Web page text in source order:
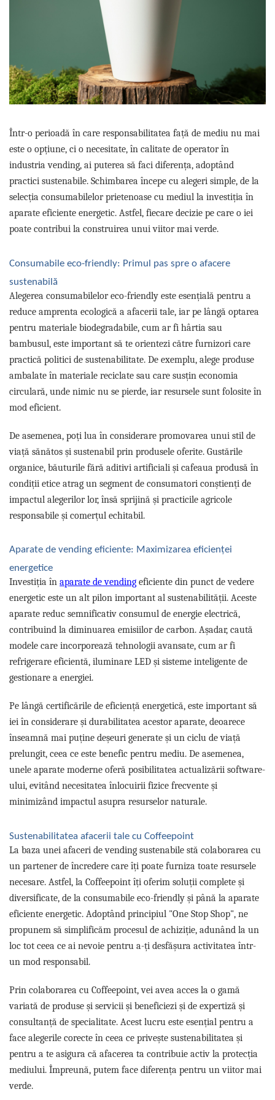
Cafea boabe Vergnano
Cafea boabe Segafredo
Cafea boabe Julius Meinl
Cafea boabe 1kg
Cafea boabe verde
Alte branduri cafea
Cafea proaspat prajita
Cafea Etiopia
Cafea Columbia
Cafea Brazilia
Cafea Guatemala
Cafea Costa Rica
Cafea Rwanda
Cafea Instant
Capsule de Cafea
Cafea macinata
Sistem de zahar si paleta
Într-o perioadă în care responsabilitatea față de mediu nu mai
este o opțiune, ci o necesitate, în calitate de operator în
industria vending, ai puterea să faci diferența, adoptând
practici sustenabile. Schimbarea începe cu alegeri simple, de la
selecția consumabilelor prietenoase cu mediul la investiția în
aparate eficiente energetic. Astfel, fiecare decizie pe care o iei
poate contribui la construirea unui viitor mai verde.
Consumabile eco-friendly: Primul pas spre o afacere
sustenabilă
Alegerea consumabilelor eco-friendly este esențială pentru a
reduce amprenta ecologică a afacerii tale, iar pe lângă optarea
pentru materiale biodegradabile, cum ar fi hârtia sau
bambusul, este important să te orientezi către furnizori care
practică politici de sustenabilitate. De exemplu, alege produse
ambalate în materiale reciclate sau care susțin economia
circulară, unde nimic nu se pierde, iar resursele sunt folosite în
mod eficient.
De asemenea, poți lua în considerare promovarea unui stil de
viață sănătos și sustenabil prin produsele oferite. Gustările
organice, băuturile fără aditivi artificiali și cafeaua produsă în
condiții etice atrag un segment de consumatori conștienți de
impactul alegerilor lor, însă sprijină și practicile agricole
responsabile și comerțul echitabil.
Aparate de vending eficiente: Maximizarea eficienței
energetice
Investiția în aparate de vending eficiente din punct de vedere
energetic este un alt pilon important al sustenabilității. Aceste
aparate reduc semnificativ consumul de energie electrică,
contribuind la diminuarea emisiilor de carbon. Așadar, caută
modele care incorporează tehnologii avansate, cum ar fi
refrigerare eficientă, iluminare LED și sisteme inteligente de
gestionare a energiei.
Pe lângă certificările de eficiență energetică, este important să
iei în considerare și durabilitatea acestor aparate, deoarece
înseamnă mai puține deșeuri generate și un ciclu de viață
prelungit, ceea ce este benefic pentru mediu. De asemenea,
unele aparate moderne oferă posibilitatea actualizării software-
ului, evitând necesitatea înlocuirii fizice frecvente și
minimizând impactul asupra resurselor naturale.
Sustenabilitatea afacerii tale cu Coffeepoint
La baza unei afaceri de vending sustenabile stă colaborarea cu
un partener de încredere care îți poate furniza toate resursele
necesare. Astfel, la Coffeepoint îți oferim soluții complete și
diversificate, de la consumabile eco-friendly și până la aparate
eficiente energetic. Adoptând principiul "One Stop Shop", ne
propunem să simplificăm procesul de achiziție, adunând la un
loc tot ceea ce ai nevoie pentru a-ți desfășura activitatea într-
un mod responsabil.
Prin colaborarea cu Coffeepoint, vei avea acces la o gamă
variată de produse și servicii și beneficiezi și de expertiză și
consultanță de specialitate. Acest lucru este esențial pentru a
face alegerile corecte în ceea ce privește sustenabilitatea și
pentru a te asigura că afacerea ta contribuie activ la protecția
mediului. Împreună, putem face diferența pentru un viitor mai
verde.